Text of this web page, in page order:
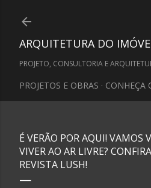
ARQUITETURA DO
PROJETO, CONSULTORIA E
PROJETOS E OBRAS CONHEÇA
É VERÃO POR AQUI! VAMOS
VIVER AO AR LIVRE?
REVISTA LUSH!